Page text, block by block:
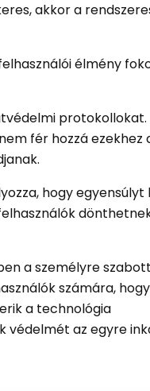
akkor a
élmény
protokollokat.
fér hozzá ezekhez
hogy egyensúlyt
a személyre szabott
számára, hogy
a technológia
védelmét az egyre